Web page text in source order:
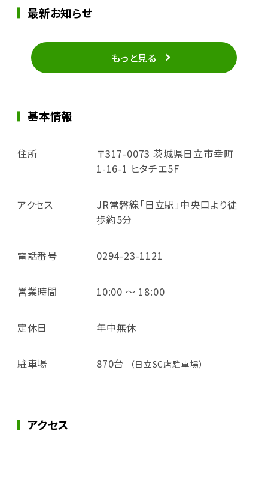
最新お知らせ
もっと見る
基本情報
住所
〒317-0073 茨城県日立市幸町
1-16-1 ヒタチエ5F
アクセス
JR常磐線「日立駅」中央口より徒
歩約5分
電話番号 0294-23-1121
営業時間 10:00 ～ 18:00
定休日 年中無休
駐車場 870台 （日立SC店駐車場）
アクセス